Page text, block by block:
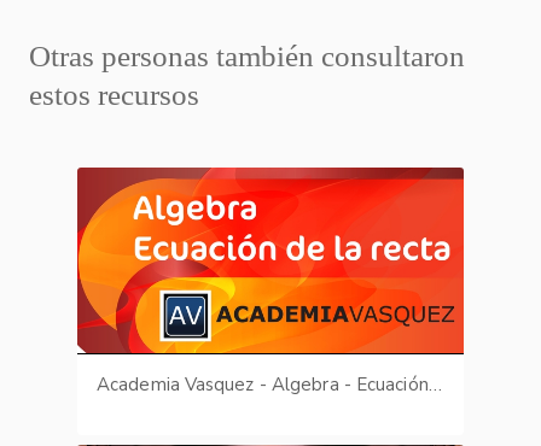
Otras personas también consultaron
estos recursos
Academia Vasquez - Algebra - Ecuación de la recta